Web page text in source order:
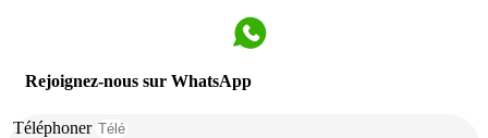
Rejoignez-nous sur WhatsApp
Téléphoner